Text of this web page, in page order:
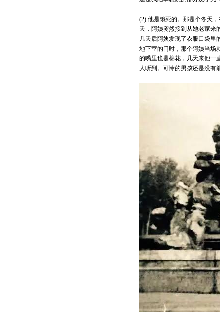
(2) 他是饿死的。那是个冬天
天，阿姨突然接到从她老家来
几天后阿姨发现了衣服口袋里
地下室的门时，那个阿姨当场
的嘴里也是棉花，几天来他一
人听到。可怜的男孩还是没